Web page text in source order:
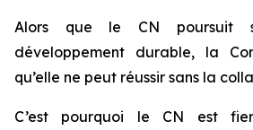
Alors que le CN poursuit
développement durable, la
qu’elle ne peut réussir sans la
C’est pourquoi le CN est